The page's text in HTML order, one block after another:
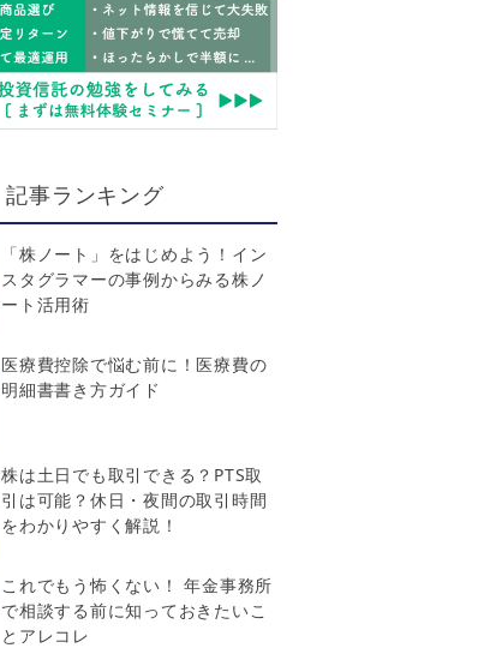
記事ランキング
「株ノート」をはじめよう！イン
スタグラマーの事例からみる株ノ
ート活用術
医療費控除で悩む前に！医療費の
明細書書き方ガイド
株は土日でも取引できる？PTS取
引は可能？休日・夜間の取引時間
をわかりやすく解説！
これでもう怖くない！ 年金事務所
で相談する前に知っておきたいこ
とアレコレ